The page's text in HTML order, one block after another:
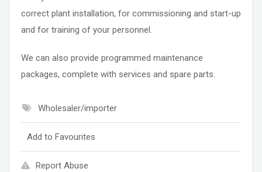
correct plant installation, for commissioning and start-up
and for training of your personnel.
We can also provide programmed maintenance
packages, complete with services and spare parts.
Wholesaler/importer
Add to Favourites
Report Abuse